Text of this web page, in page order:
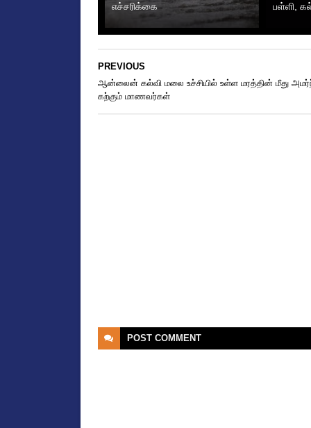
எச்சரிக்கை
பள்ளி,
PREVIOUS
ஆன்லைன் கல்வி மலை உச்சியில் உள்ள மரத்தின் மீது
கற்கும் மாணவர்கள்
POST COMMENT